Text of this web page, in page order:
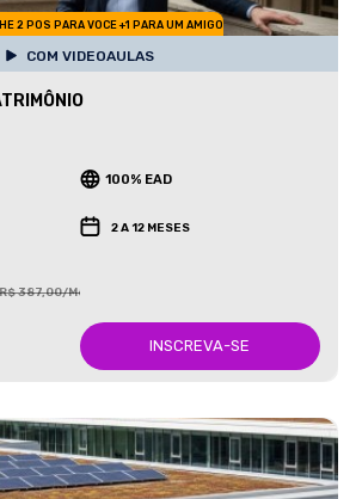
2 POS PARA VOCE +1 PARA UM AMIGO
COM VIDEOAULAS
100% EAD
2 A 12 MESES
387,00/Mês
INSCREVA-SE